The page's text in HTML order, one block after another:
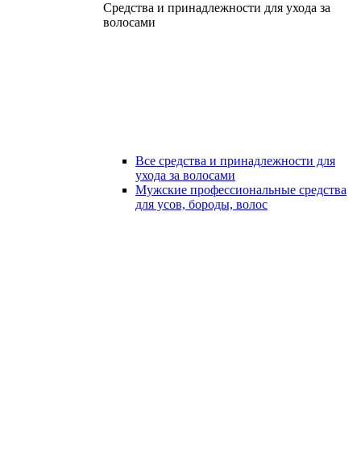
Средства и принадлежности для ухода за
волосами
Все средства и принадлежности для
ухода за волосами
Мужские профессиональные средства
для усов, бороды, волос